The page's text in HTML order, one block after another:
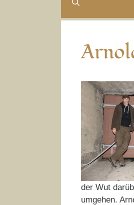
der Wut
umgehen.